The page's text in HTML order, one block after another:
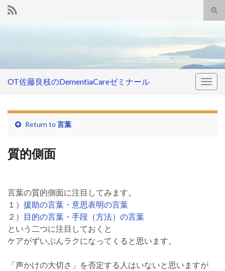
OT佐藤良枝のDementiaCareゼミナール
Return to 言葉
質的側面
言葉の質的側面に注目してみます。
１） 援助の言葉・意思表明の言葉
２）
目的の言葉・手段（方法）の言葉
という二つに注目しておくと
ケアがずいぶんラクになってくると思います。
「声かけの大切さ」を否定する人はいないと思いますが